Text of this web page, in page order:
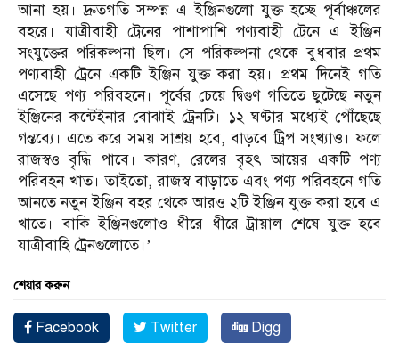
আনা হয়। দ্রুতগতি সম্পন্ন এ ইঞ্জিনগুলো যুক্ত হচ্ছে পূর্বাঞ্চলের
বহরে। যাত্রীবাহী ট্রেনের পাশাপাশি পণ্যবাহী ট্রেনে এ ইঞ্জিন
সংযুক্তের পরিকল্পনা ছিল। সে পরিকল্পনা থেকে বুধবার প্রথম
পণ্যবাহী ট্রেনে একটি ইঞ্জিন যুক্ত করা হয়। প্রথম দিনেই গতি
এসেছে পণ্য পরিবহনে। পূর্বের চেয়ে দ্বিগুণ গতিতে ছুটেছে নতুন
ইঞ্জিনের কন্টেইনার বোঝাই ট্রেনটি। ১২ ঘণ্টার মধ্যেই পৌঁছেছে
গন্তব্যে। এতে করে সময় সাশ্রয় হবে, বাড়বে ট্রিপ সংখ্যাও। ফলে
রাজস্বও বৃদ্ধি পাবে। কারণ, রেলের বৃহৎ আয়ের একটি পণ্য
পরিবহন খাত। তাইতো, রাজস্ব বাড়াতে এবং পণ্য পরিবহনে গতি
আনতে নতুন ইঞ্জিন বহর থেকে আরও ২টি ইঞ্জিন যুক্ত করা হবে এ
খাতে। বাকি ইঞ্জিনগুলোও ধীরে ধীরে ট্রায়াল শেষে যুক্ত হবে
যাত্রীবাহি ট্রেনগুলোতে।’
শেয়ার করুন
Facebook Twitter Digg